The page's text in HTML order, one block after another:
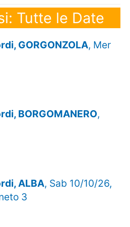
Tutte le Date
GORGONZOLA, Mer
BORGOMANERO,
ALBA, Sab 10/10/26,
3